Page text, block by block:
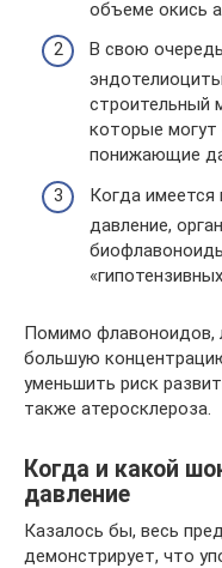
объеме окись
В свою
строительный
которые могут
понижающие
Когда имеется
давление,
Помимо флавоноидов,
большую
уменьшить риск
также атеросклероза.
Когда и какой
давление
Казалось бы, весь
демонстрирует, что